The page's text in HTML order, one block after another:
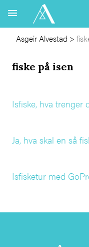
Asgeir Alvestad >
fiske på isen
Isfiske, hva trenger
Ja, hva skal en så
Isfisketur med